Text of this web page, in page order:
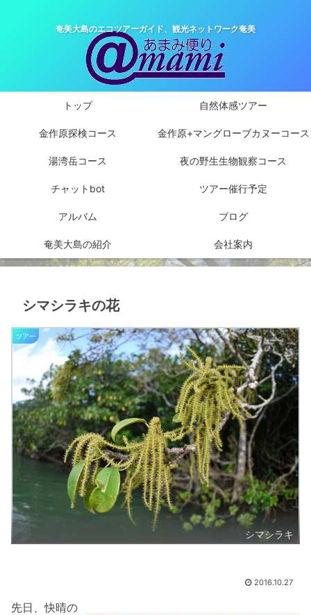
奄美大島のエコツアーガイド、観光ネットワーク奄美
トップ 自然体感ツアー
金作原探検コース 金作原+マングローブカヌーコース
湯湾岳コース 夜の野生生物観察コース
チャットbot ツアー催行予定
アルバム ブログ
奄美大島の紹介 会社案内
シマシラキの花
ツアー
シマシラキ
2016.10.27
先日、快晴の